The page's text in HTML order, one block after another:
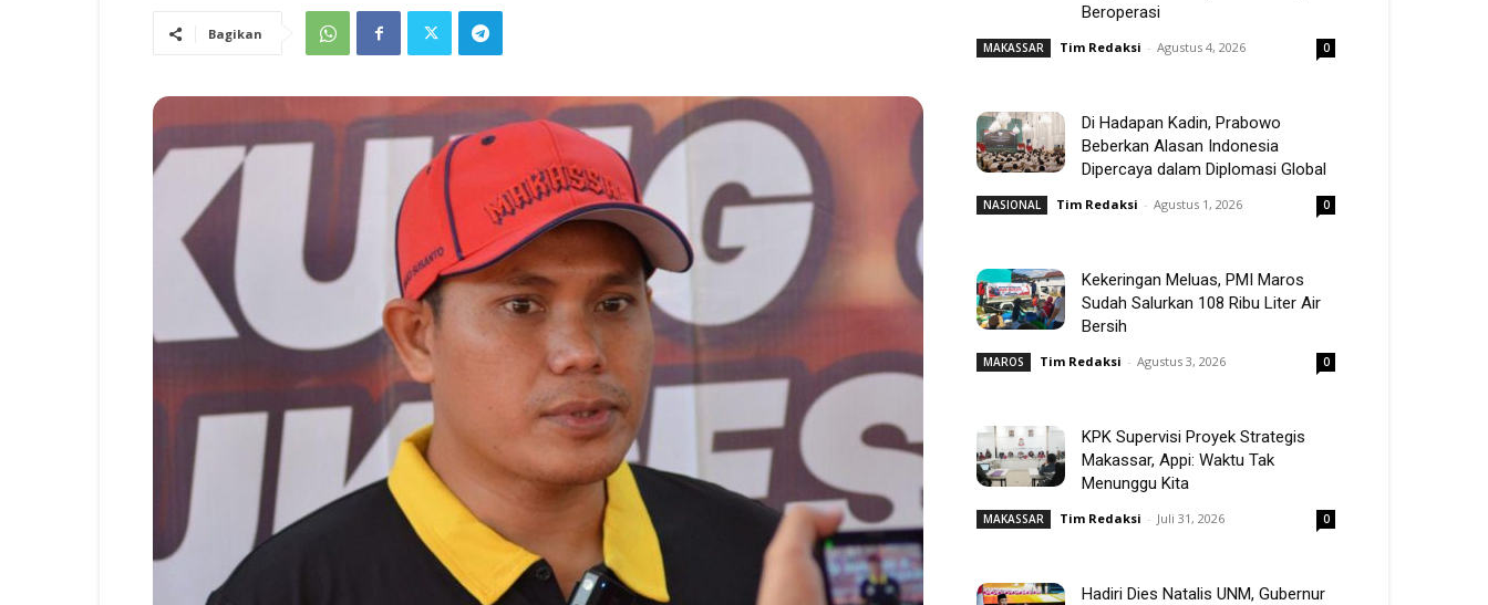
Bagikan
Beroperasi
MAKASSAR Tim Redaksi - Agustus 4, 2026 0
Di Hadapan Kadin, Prabowo
Beberkan Alasan Indonesia
Dipercaya dalam Diplomasi Global
NASIONAL Tim Redaksi - Agustus 1, 2026 0
Kekeringan Meluas, PMI Maros
Sudah Salurkan 108 Ribu Liter Air
Bersih
MAROS Tim Redaksi - Agustus 3, 2026 0
KPK Supervisi Proyek Strategis
Makassar, Appi: Waktu Tak
Menunggu Kita
MAKASSAR Tim Redaksi - Juli 31, 2026 0
Hadiri Dies Natalis UNM, Gubernur